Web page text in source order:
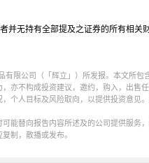
无持有全部提及之证券的所有相关财
限公司（「辉立」）所发报。本文所
亦不构成投资建议，邀约，购入，出售任
个人目标及风险取向，以提供投资意见
能替向报告内容所述及的公司提供服务，
制，散播或发布。